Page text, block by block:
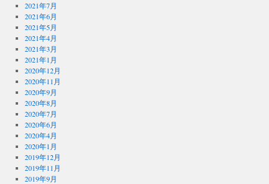
2021年7月
2021年6月
2021年5月
2021年4月
2021年3月
2021年1月
2020年12月
2020年11月
2020年9月
2020年8月
2020年7月
2020年6月
2020年4月
2020年1月
2019年12月
2019年11月
2019年9月